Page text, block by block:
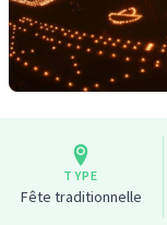
TYPE
Fête traditionnelle